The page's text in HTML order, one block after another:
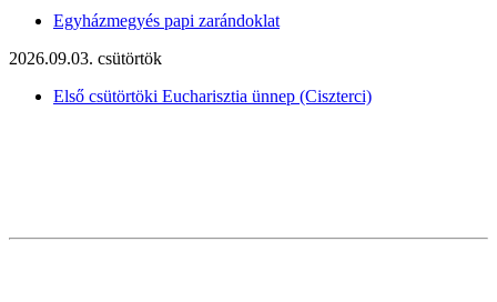
Egyházmegyés papi zarándoklat
2026.09.03. csütörtök
Első csütörtöki Eucharisztia ünnep (Ciszterci)